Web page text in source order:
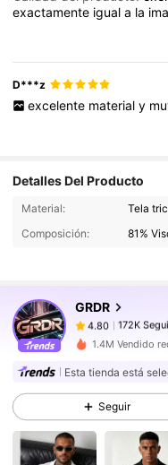
exactamente iguala la
D***z
excelente material y
Detalles Del Producto
Material:
Tela
Composición:
81%
GRDR
172K
4.80 172K
172K
4.80
172K
5***1seguido
4.80 172K
4.80 172K
1.4M Vendido
Esta tienda está
Seguir